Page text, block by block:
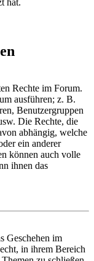
Rechte im Forum.
ausführen; z. B.
Benutzergruppen
Die Rechte, die
abhängig, welche
ein anderer
können auch volle
ihnen das
Geschehen im
in ihrem Bereich